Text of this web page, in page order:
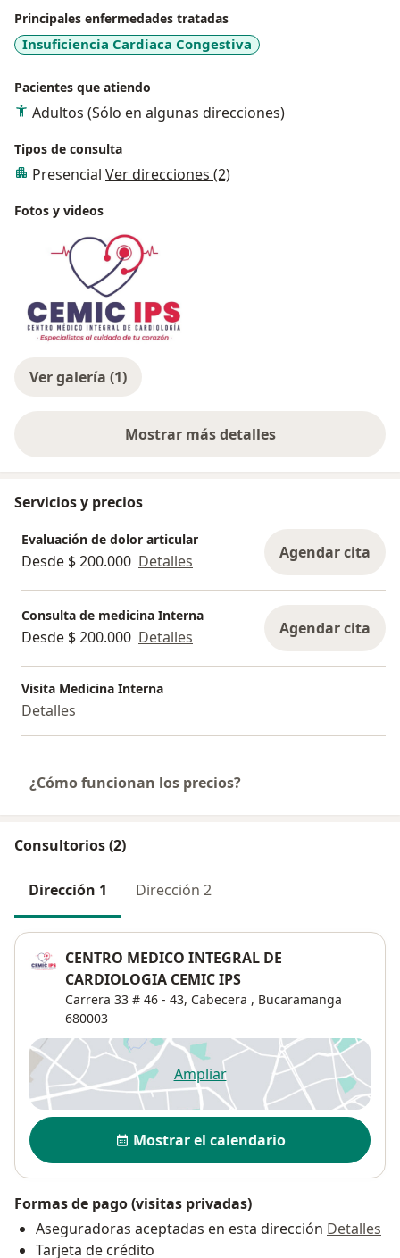
Principales enfermedades tratadas
Insuficiencia Cardiaca Congestiva
Pacientes que atiendo
Adultos (Sólo en algunas direcciones)
Tipos de consulta
Presencial Ver direcciones (2)
Fotos y videos
Ver galería (1)
Mostrar más detalles
sobre la experiencia
Servicios y precios
Evaluación de dolor articular
Desde $ 200.000 Detalles Agendar cita
Consulta de medicina Interna
Desde $ 200.000 Detalles Agendar cita
Visita Medicina Interna
Detalles
¿Cómo funcionan los precios?
Consultorios (2)
Dirección 1 Dirección 2
CENTRO MEDICO INTEGRAL DE
CARDIOLOGIA CEMIC IPS
Carrera 33 # 46 - 43, Cabecera , Bucaramanga
680003
Ampliarse abre en una nueva
Disponibilidad
Mostrar el calendario
Formas de pago (visitas privadas)
Aseguradoras aceptadas en esta dirección Detalles
Tarjeta de crédito